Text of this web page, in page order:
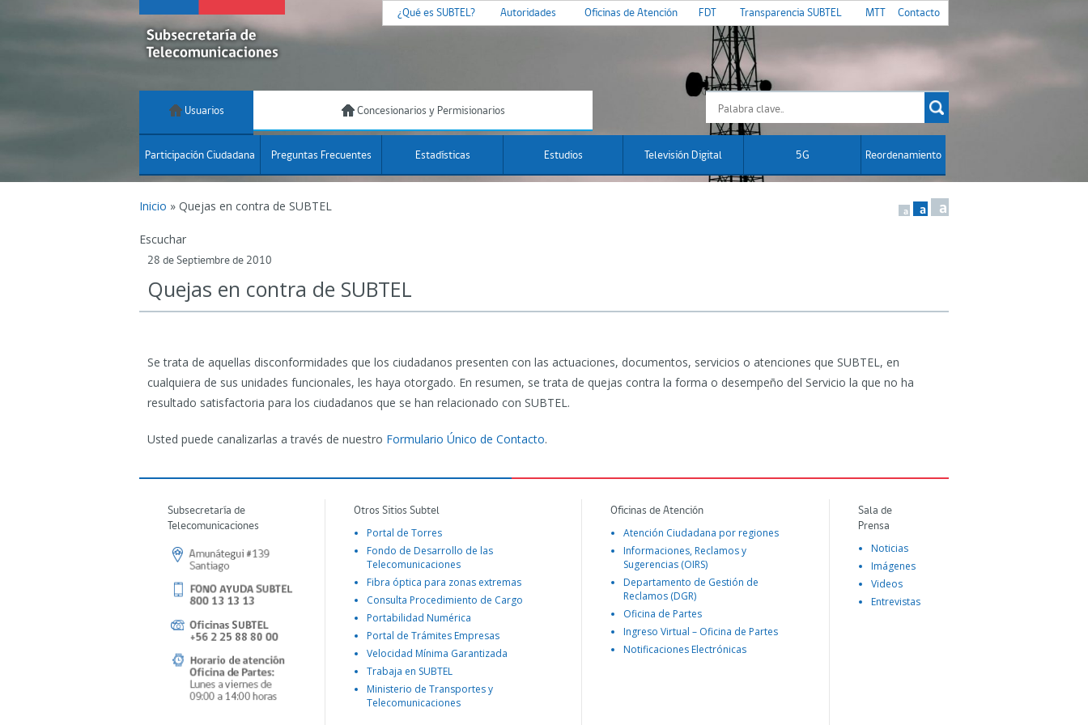
¿Qué es SUBTEL? Autoridades Oficinas de Atención FDT Transparencia SUBTEL MTT Contacto
Usuarios Concesionarios y Permisionarios
Participación Ciudadana Preguntas Frecuentes Estadísticas Estudios Televisión Digital 5G Reordenamiento
Inicio » Quejas en contra de SUBTEL a a a
Escuchar
28 de Septiembre de 2010
Quejas en contra de SUBTEL
Se trata de aquellas disconformidades que los ciudadanos presenten con las actuaciones, documentos, servicios o atenciones que SUBTEL, en
cualquiera de sus unidades funcionales, les haya otorgado. En resumen, se trata de quejas contra la forma o desempeño del Servicio la que no ha
resultado satisfactoria para los ciudadanos que se han relacionado con SUBTEL.
Usted puede canalizarlas a través de nuestro Formulario Único de Contacto.
Subsecretaría de
Telecomunicaciones
Otros Sitios Subtel
Portal de Torres
Fondo de Desarrollo de las
Telecomunicaciones
Fibra óptica para zonas extremas
Consulta Procedimiento de Cargo
Portabilidad Numérica
Portal de Trámites Empresas
Velocidad Mínima Garantizada
Trabaja en SUBTEL
Ministerio de Transportes y
Telecomunicaciones
Oficinas de Atención
Atención Ciudadana por regiones
Informaciones, Reclamos y
Sugerencias (OIRS)
Departamento de Gestión de
Reclamos (DGR)
Oficina de Partes
Ingreso Virtual – Oficina de Partes
Notificaciones Electrónicas
Sala de
Prensa
Noticias
Imágenes
Videos
Entrevistas